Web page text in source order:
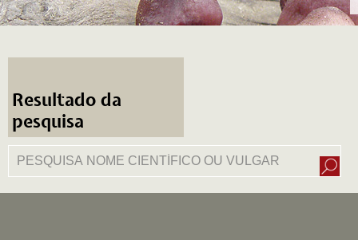
Resultado da
pesquisa